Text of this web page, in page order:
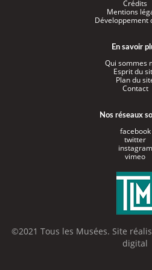
Crédits
Mentions
Développement
En savoir
Qui sommes
Esprit du
Plan du
Contact
Nos réseaux
facebook
twitter
instagram
vimeo
©2021 Tous les Musées. Site
digital